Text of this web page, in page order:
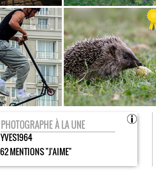
PHOTOGRAPHE À LA UNE
YVES1964
62 MENTIONS "J'AIME"